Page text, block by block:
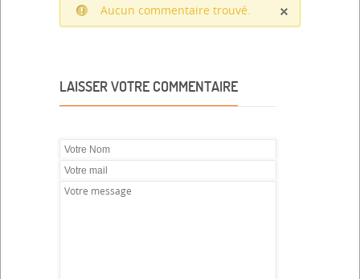
Aucun commentaire trouvé.
LAISSER VOTRE COMMENTAIRE